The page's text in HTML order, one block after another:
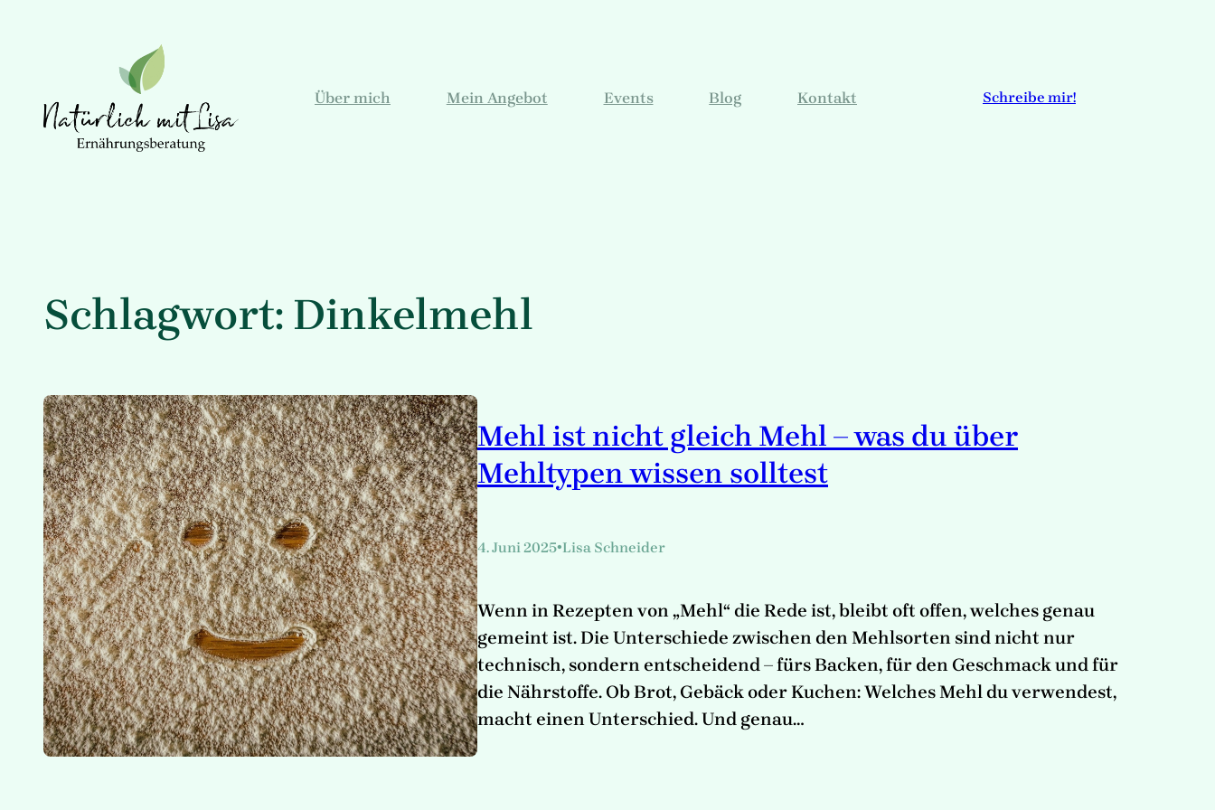
Über mich Mein Angebot Events Blog Kontakt Schreibe mir!
Schlagwort: Dinkelmehl
Mehl ist nicht gleich Mehl – was du über
Mehltypen wissen solltest
4. Juni 2025•Lisa Schneider
Wenn in Rezepten von „Mehl“ die Rede ist, bleibt oft offen, welches genau
gemeint ist. Die Unterschiede zwischen den Mehlsorten sind nicht nur
technisch, sondern entscheidend – fürs Backen, für den Geschmack und für
die Nährstoffe. Ob Brot, Gebäck oder Kuchen: Welches Mehl du verwendest,
macht einen Unterschied. Und genau…